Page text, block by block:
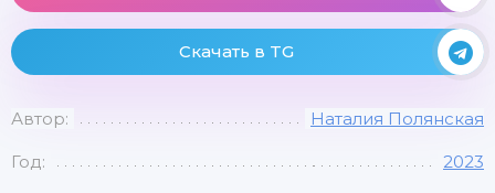
Скачать в TG
Автор: Наталия Полянская
Год: 2023